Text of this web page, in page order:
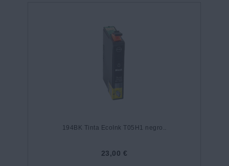
194BK Tinta EcoInk T05H1 negro..
23,00 €